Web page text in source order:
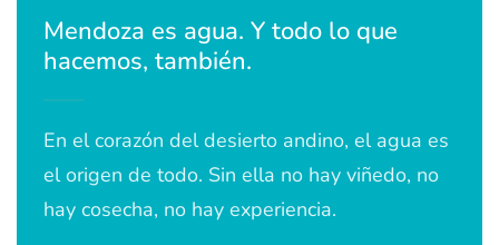
Mendoza es agua. Y todo lo que
hacemos, también.
En el corazón del desierto andino, el agua es
el origen de todo. Sin ella no hay viñedo, no
hay cosecha, no hay experiencia.